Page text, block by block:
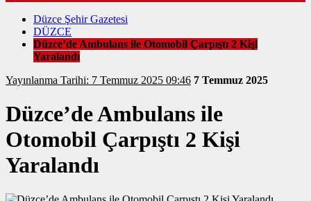
Düzce Şehir Gazetesi
DÜZCE
Düzce’de Ambulans ile Otomobil Çarpıştı 2 Kişi
Yaralandı
Yayınlanma Tarihi: 7 Temmuz 2025 09:46 7 Temmuz 2025
Düzce’de Ambulans ile
Otomobil Çarpıştı 2 Kişi
Yaralandı